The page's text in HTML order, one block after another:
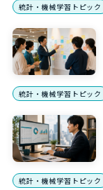
統計・機械学習トピック
統計・機械学習トピック
統計・機械学習トピック